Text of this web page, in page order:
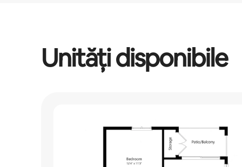
Unități disponibile